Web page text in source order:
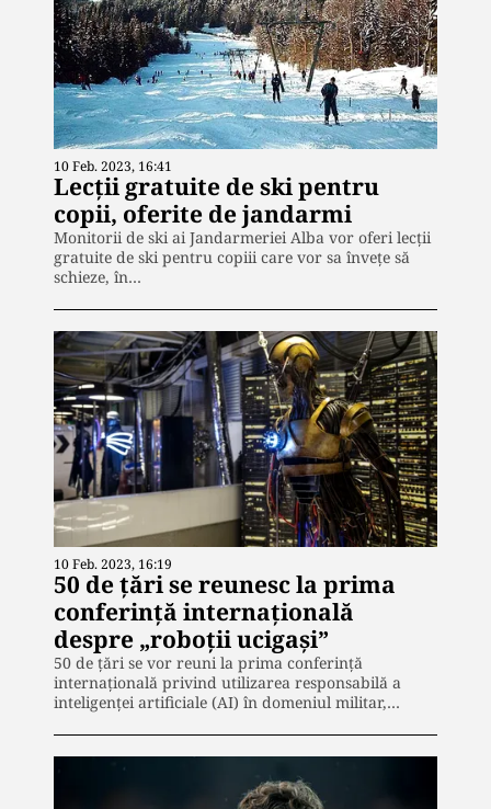
10 Feb. 2023, 16:41
Lecții gratuite de ski pentru
copii, oferite de jandarmi
Monitorii de ski ai Jandarmeriei Alba vor oferi lecții
gratuite de ski pentru copiii care vor sa învețe să
schieze, în…
10 Feb. 2023, 16:19
50 de țări se reunesc la prima
conferinţă internaţională
despre „roboţii ucigaşi”
50 de țări se vor reuni la prima conferinţă
internaţională privind utilizarea responsabilă a
inteligenţei artificiale (AI) în domeniul militar,…